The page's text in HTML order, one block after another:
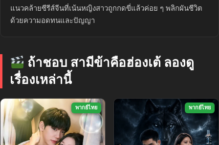
แนวคล้ายซีรีส์จีนที่เน้นหญิงสาวถูกกดขี่แล้วค่อย ๆ พลิกผันชีวิต
ด้วยความอดทนและปัญญา
ถ้าชอบ สามีข้าคือฮ่องเต้ ลองดู
เรื่องเหล่านี้
พากย์ไทย พากย์ไทย